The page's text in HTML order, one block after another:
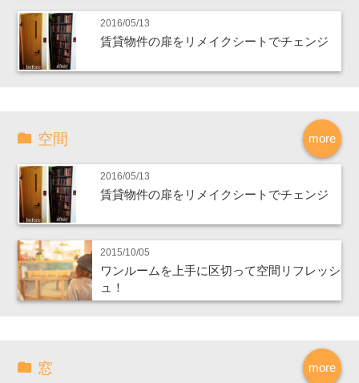
2016/05/13
賃貸物件の扉をリメイクシートでチェンジ
more
空間
2016/05/13
賃貸物件の扉をリメイクシートでチェンジ
2015/10/05
ワンルームを上手に区切って空間リフレッシ
ュ！
more
窓